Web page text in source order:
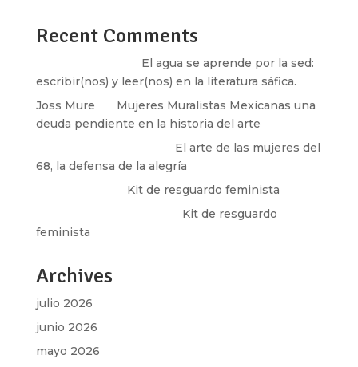
Recent Comments
El agua se aprende por la sed:
escribir(nos) y leer(nos) en la literatura sáfica.
Joss Mure
Mujeres Muralistas Mexicanas una
deuda pendiente en la historia del arte
El arte de las mujeres del
68, la defensa de la alegría
Kit de resguardo feminista
Kit de resguardo
feminista
Archives
julio 2026
junio 2026
mayo 2026